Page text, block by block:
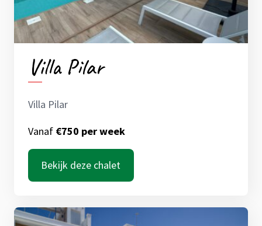
Villa Pilar
Villa Pilar
Vanaf €750 per week
Bekijk deze chalet